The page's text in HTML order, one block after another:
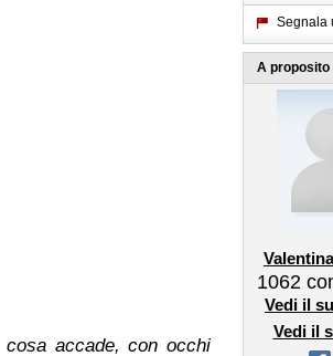
accade, con occhi
Segnala
A
1062
Vedi il
Vedi il